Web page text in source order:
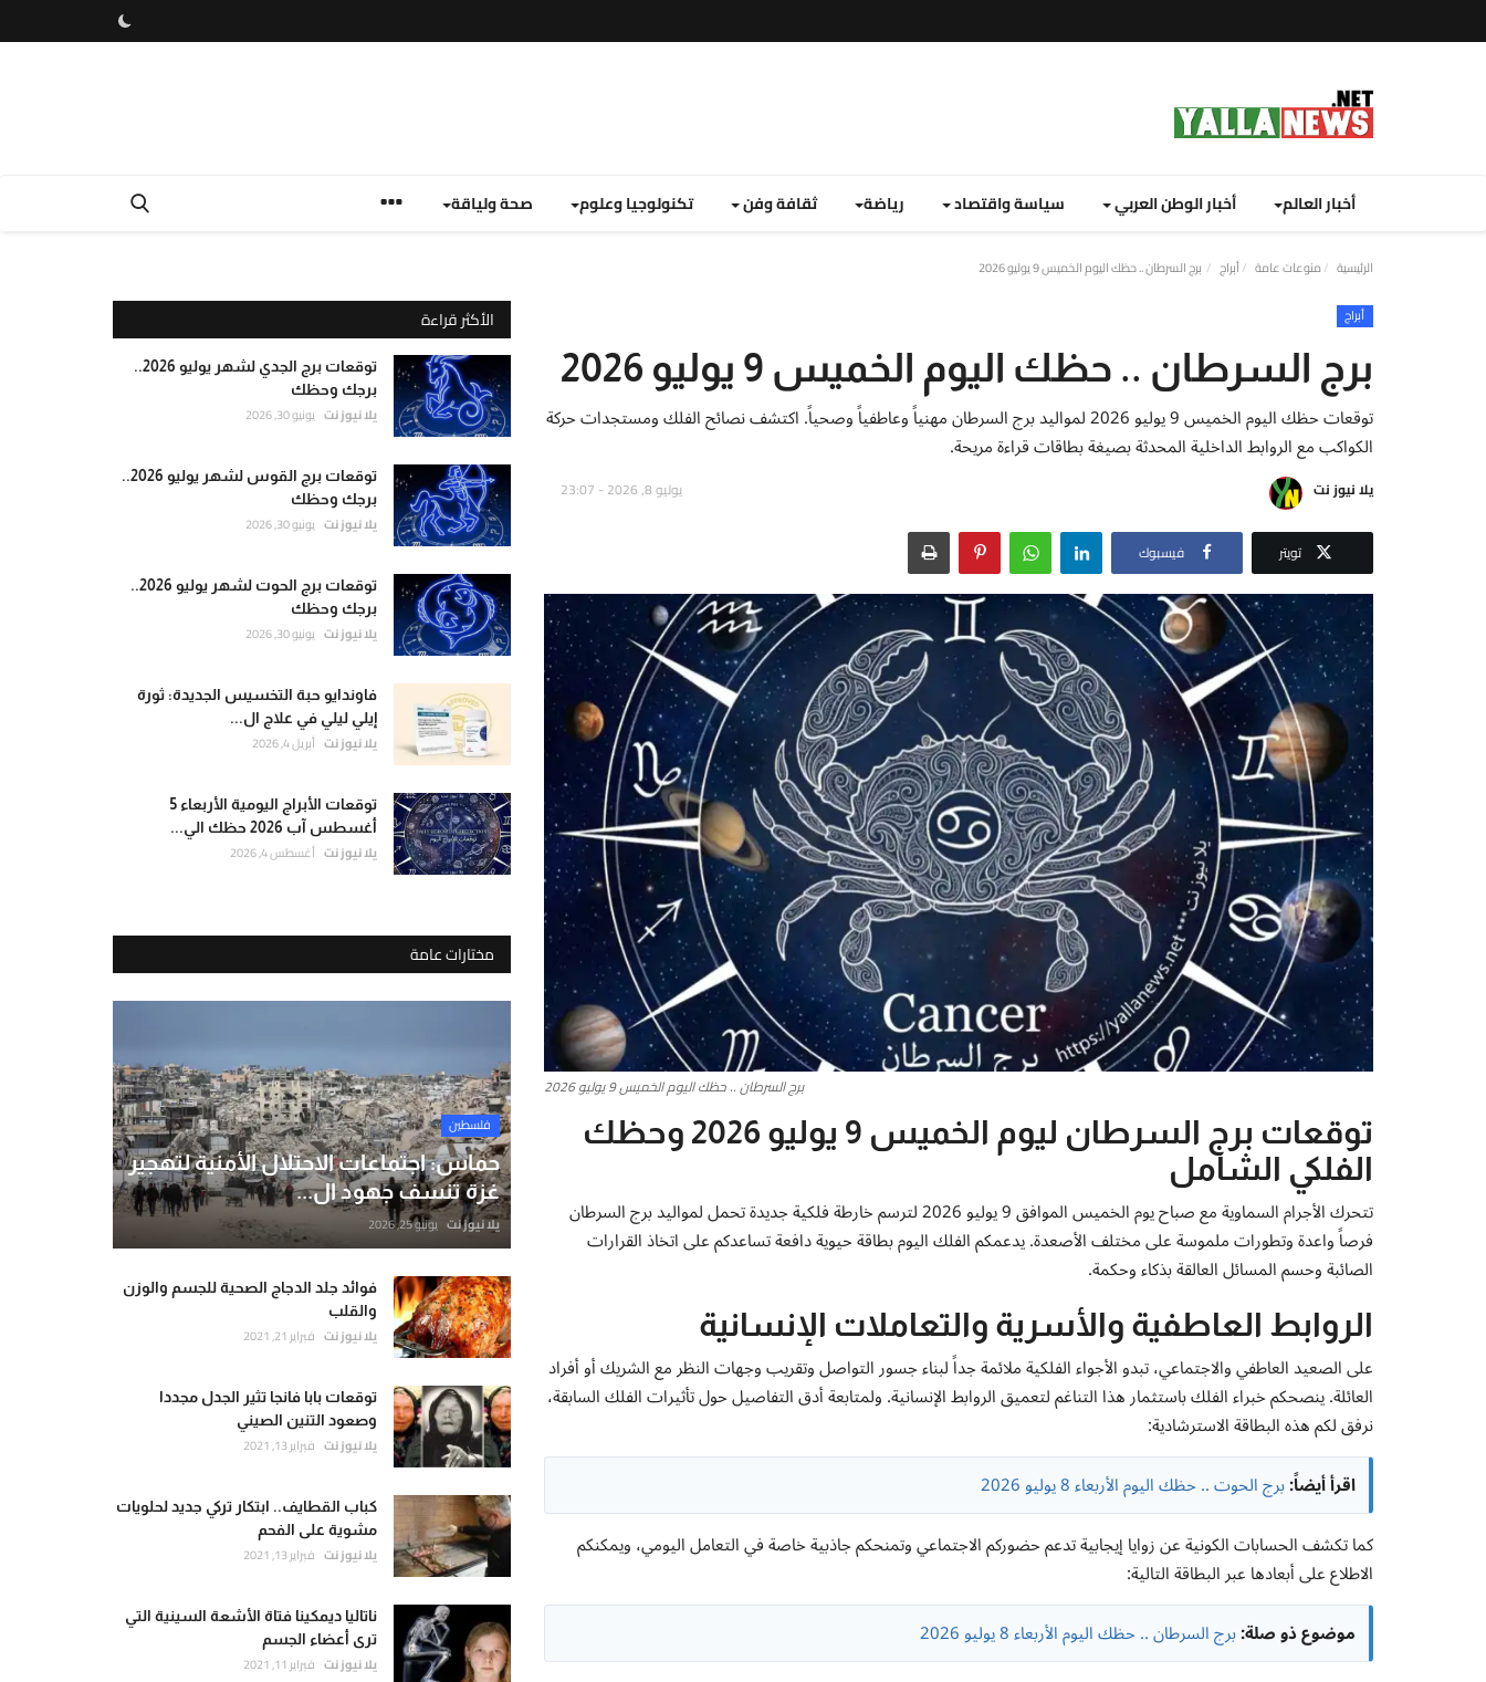
أخبار العالم أخبار الوطن العربي سياسة واقتصاد رياضة ثقافة وفن تكنولوجيا وعلوم صحة ولياقة
الرئيسية منوعات عامة أبراج برج السرطان .. حظك اليوم الخميس 9 يوليو 2026
أبراج
برج السرطان .. حظك اليوم الخميس 9 يوليو 2026
توقعات حظك اليوم الخميس 9 يوليو 2026 لمواليد برج السرطان مهنياً وعاطفياً وصحياً. اكتشف نصائح الفلك ومستجدات حركة
الكواكب مع الروابط الداخلية المحدثة بصيغة بطاقات قراءة مريحة.
يلا نيوز نت يوليو 8, 2026 - 23:07
تويتر فيسبوك
برج السرطان .. حظك اليوم الخميس 9 يوليو 2026
توقعات برج السرطان ليوم الخميس 9 يوليو 2026 وحظك
الفلكي الشامل
تتحرك الأجرام السماوية مع صباح يوم الخميس الموافق 9 يوليو 2026 لترسم خارطة فلكية جديدة تحمل لمواليد برج السرطان
فرصاً واعدة وتطورات ملموسة على مختلف الأصعدة. يدعمكم الفلك اليوم بطاقة حيوية دافعة تساعدكم على اتخاذ القرارات
الصائبة وحسم المسائل العالقة بذكاء وحكمة.
الروابط العاطفية والأسرية والتعاملات الإنسانية
على الصعيد العاطفي والاجتماعي، تبدو الأجواء الفلكية ملائمة جداً لبناء جسور التواصل وتقريب وجهات النظر مع الشريك أو أفراد
العائلة. ينصحكم خبراء الفلك باستثمار هذا التناغم لتعميق الروابط الإنسانية. ولمتابعة أدق التفاصيل حول تأثيرات الفلك السابقة،
نرفق لكم هذه البطاقة الاسترشادية:
اقرأ أيضاً:برج الحوت .. حظك اليوم الأربعاء 8 يوليو 2026
كما تكشف الحسابات الكونية عن زوايا إيجابية تدعم حضوركم الاجتماعي وتمنحكم جاذبية خاصة في التعامل اليومي، ويمكنكم
الاطلاع على أبعادها عبر البطاقة التالية:
موضوع ذو صلة:برج السرطان .. حظك اليوم الأربعاء 8 يوليو 2026
الأكثر قراءة
توقعات برج الجدي لشهر يوليو 2026..
برجك وحظك
يلا نيوز نت يونيو 30, 2026
توقعات برج القوس لشهر يوليو 2026..
برجك وحظك
يلا نيوز نت يونيو 30, 2026
توقعات برج الحوت لشهر يوليو 2026..
برجك وحظك
يلا نيوز نت يونيو 30, 2026
فاوندايو حبة التخسيس الجديدة: ثورة
إيلي ليلي في علاج ال...
يلا نيوز نت أبريل 4, 2026
توقعات الأبراج اليومية الأربعاء 5
أغسطس آب 2026 حظك الي...
يلا نيوز نت أغسطس 4, 2026
مختارات عامة
فلسطين
حماس: اجتماعات الاحتلال الأمنية لتهجير
غزة تنسف جهود ال...
يلا نيوز نت يونيو 25, 2026
فوائد جلد الدجاج الصحية للجسم والوزن
والقلب
يلا نيوز نت فبراير 21, 2021
توقعات بابا فانجا تثير الجدل مجددا
وصعود التنين الصيني
يلا نيوز نت فبراير 13, 2021
كباب القطايف.. ابتكار تركي جديد لحلويات
مشوية على الفحم
يلا نيوز نت فبراير 13, 2021
ناتاليا ديمكينا فتاة الأشعة السينية التي
ترى أعضاء الجسم
يلا نيوز نت فبراير 11, 2021